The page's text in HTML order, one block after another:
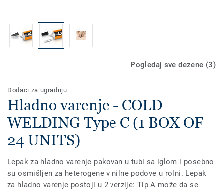
Pogledaj sve dezene (3)
Dodaci za ugradnju
Hladno varenje - COLD
WELDING Type C (1 BOX OF
24 UNITS)
Lepak za hladno varenje pakovan u tubi sa iglom i posebno
su osmišljen za heterogene vinilne podove u rolni. Lepak
za hladno varenje postoji u 2 verzije: Tip A može da se